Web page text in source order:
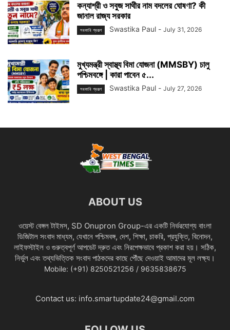
কন্যাশ্রী ও সবুজ সাথীর নাম বদলের ঘোষণা? কী
জানাল রাজ্য সরকার
সরকারি প্রকল্প Swastika Paul - July 31, 2026
মুখ্যমন্ত্রী স্বাস্থ্য বিমা যোজনা (MMSBY) চালু
পশ্চিমবঙ্গে | কারা পাবেন ৫...
সরকারি প্রকল্প Swastika Paul - July 27, 2026
ABOUT US
ওয়েস্ট বেঙ্গল টাইমস, SD Onupron Group-এর একটি নির্ভরযোগ্য বাংলা
ডিজিটাল সংবাদ মাধ্যম, যেখানে পশ্চিমবঙ্গ, দেশ, শিক্ষা, চাকরি, প্রযুক্তি, বিনোদন,
লাইফস্টাইল ও গুরুত্বপূর্ণ আপডেট দ্রুত এবং নিরপেক্ষভাবে প্রকাশ করা হয়। সঠিক,
নির্ভুল এবং তথ্যভিত্তিক সংবাদ পাঠকদের কাছে পৌঁছে দেওয়াই আমাদের মূল লক্ষ্য।
Mobile: (+91) 8250521256 / 9635838675
Contact us: info.smartupdate24@gmail.com